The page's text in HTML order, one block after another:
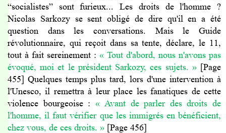
“socialistes” sont furieux... Les droits de l'homme ?
Nicolas Sarkozy se sent obligé de dire qu'il en a été
question dans les conversations. Mais le Guide
révolutionnaire, qui reçoit dans sa tente, déclare, le 11,
tout à fait sereinement : « Tout d'abord, nous n'avons pas
évoqué, moi et le président Sarkozy, ces sujets. » [Page
455] Quelques temps plus tard, lors d'une intervention à
l'Unesco, il remettra à leur place les fanatiques de cette
violence bourgeoise : « Avant de parler des droits de
l'homme, il faut vérifier que les immigrés en bénéficient,
chez vous, de ces droits. » [Page 456]